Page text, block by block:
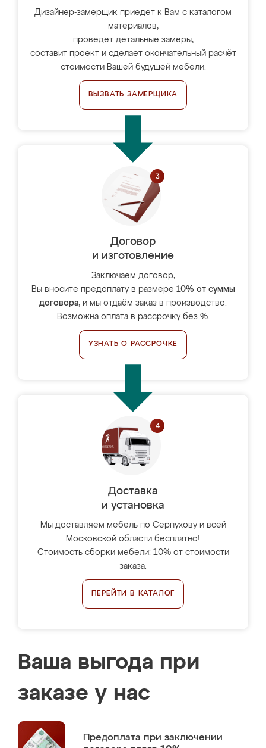
Дизайнер-замерщик приедет к Вам с каталогом
материалов,
проведёт детальные замеры,
составит проект и сделает окончательный расчёт
стоимости Вашей будущей мебели.
ВЫЗВАТЬ ЗАМЕРЩИКА
Договор
и изготовление
Заключаем договор,
Вы вносите предоплату в размере 10% от суммы
договора, и мы отдаём заказ в производство.
Возможна оплата в рассрочку без %.
УЗНАТЬ О РАССРОЧКЕ
Доставка
и установка
Мы доставляем мебель по Серпухову и всей
Московской области бесплатно!
Стоимость сборки мебели: 10% от стоимости
заказа.
ПЕРЕЙТИ В КАТАЛОГ
Ваша выгода при
заказе у нас
Предоплата при заключении